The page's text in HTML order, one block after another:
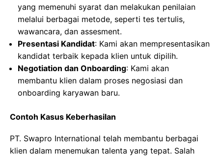
yang memenuhi syarat dan melakukan penilaian
melalui berbagai metode, seperti tes tertulis,
wawancara, dan assesment.
Presentasi Kandidat: Kami akan mempresentasikan
kandidat terbaik kepada klien untuk dipilih.
Negotiation dan Onboarding: Kami akan
membantu klien dalam proses negosiasi dan
onboarding karyawan baru.
Contoh Kasus Keberhasilan
PT. Swapro International telah membantu berbagai
klien dalam menemukan talenta yang tepat. Salah